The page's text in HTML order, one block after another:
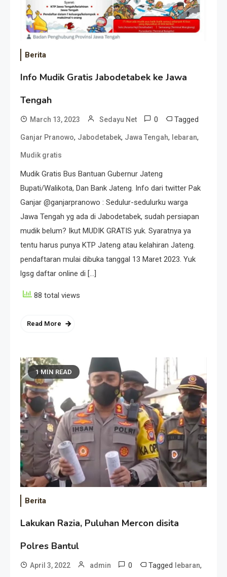
Berita
Info Mudik Gratis Jabodetabek ke Jawa
Tengah
March 13, 2023 Sedayu Net 0 Tagged
Ganjar Pranowo, Jabodetabek, Jawa Tengah, lebaran,
Mudik gratis
Mudik Gratis Bus Bantuan Gubernur Jateng
Bupati/Walikota, Dan Bank Jateng. Info dari twitter Pak
Ganjar @ganjarpranowo : Sedulur-sedulurku warga
Jawa Tengah yg ada di Jabodetabek, sudah persiapan
mudik belum? Ikut MUDIK GRATIS yuk. Syaratnya ya
tentu harus punya KTP Jateng atau kelahiran Jateng.
pendaftaran mulai dibuka tanggal 13 Maret 2023. Yuk
lgsg daftar online di […]
88 total views
Read More
1 MIN READ
Berita
Lakukan Razia, Puluhan Mercon disita
Polres Bantul
April 3, 2022 admin 0 Tagged lebaran,